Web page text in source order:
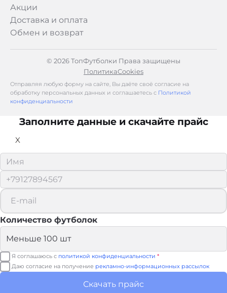
Акции
Доставка и оплата
Обмен и возврат
© 2026 ТопФутболки Права защищены
ПолитикаCookies
Отправляя любую форму на сайте, Вы даёте своё согласие на
обработку персональных данных и соглашаетесь с Политикой
конфиденциальности
Заполните данные и скачайте прайс
X
Количество футболок
Я соглашаюсь с политикой конфиденциальности *
Даю согласие на получение рекламно-информационных рассылок
Скачать прайс